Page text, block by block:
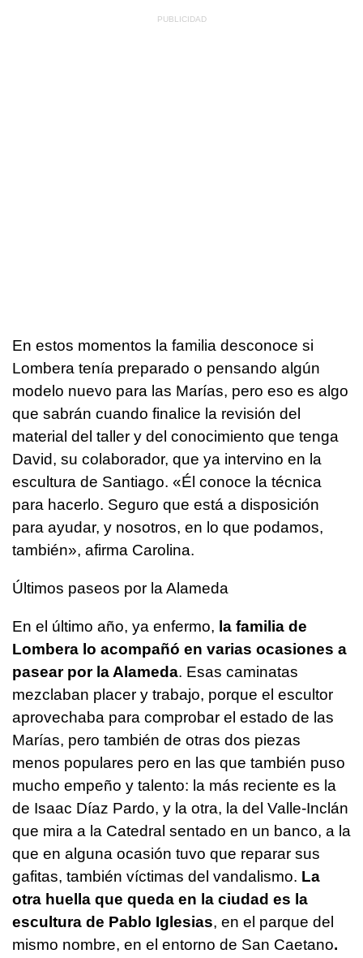
En estos momentos la familia desconoce si
Lombera tenía preparado o pensando algún
modelo nuevo para las Marías, pero eso es algo
que sabrán cuando finalice la revisión del
material del taller y del conocimiento que tenga
David, su colaborador, que ya intervino en la
escultura de Santiago. «Él conoce la técnica
para hacerlo. Seguro que está a disposición
para ayudar, y nosotros, en lo que podamos,
también», afirma Carolina.
Últimos paseos por la Alameda
En el último año, ya enfermo, la familia de
Lombera lo acompañó en varias ocasiones a
pasear por la Alameda. Esas caminatas
mezclaban placer y trabajo, porque el escultor
aprovechaba para comprobar el estado de las
Marías, pero también de otras dos piezas
menos populares pero en las que también puso
mucho empeño y talento: la más reciente es la
de Isaac Díaz Pardo, y la otra, la del Valle-Inclán
que mira a la Catedral sentado en un banco, a la
que en alguna ocasión tuvo que reparar sus
gafitas, también víctimas del vandalismo. La
otra huella que queda en la ciudad es la
escultura de Pablo Iglesias, en el parque del
mismo nombre, en el entorno de San Caetano.